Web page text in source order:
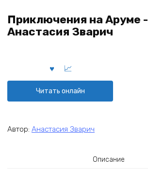
Приключения на Аруме -
Анастасия Зварич
Читать онлайн
Автор: Анастасия Зварич
Описание